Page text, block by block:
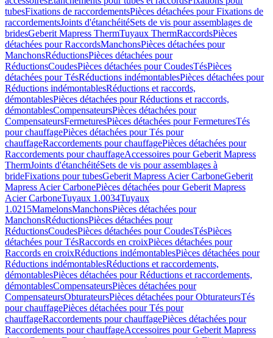
tubesFixations de raccordementsPièces détachées pour Fixations de
raccordementsJoints d'étanchéitéSets de vis pour assemblages de
bridesGeberit Mapress ThermTuyaux ThermRaccordsPièces
détachées pour RaccordsManchonsPièces détachées pour
ManchonsRéductionsPièces détachées pour
RéductionsCoudesPièces détachées pour CoudesTésPièces
détachées pour TésRéductions indémontablesPièces détachées pour
Réductions indémontablesRéductions et raccords,
démontablesPièces détachées pour Réductions et raccords,
démontablesCompensateursPièces détachées pour
CompensateursFermeturesPièces détachées pour FermeturesTés
pour chauffagePièces détachées pour Tés pour
chauffageRaccordements pour chauffagePièces détachées pour
Raccordements pour chauffageAccessoires pour Geberit Mapress
ThermJoints d'étanchéitéSets de vis pour assemblages à
brideFixations pour tubesGeberit Mapress Acier CarboneGeberit
Mapress Acier CarbonePièces détachées pour Geberit Mapress
Acier CarboneTuyaux 1.0034Tuyaux
1.0215MamelonsManchonsPièces détachées pour
ManchonsRéductionsPièces détachées pour
RéductionsCoudesPièces détachées pour CoudesTésPièces
détachées pour TésRaccords en croixPièces détachées pour
Raccords en croixRéductions indémontablesPièces détachées pour
Réductions indémontablesRéductions et raccordements,
démontablesPièces détachées pour Réductions et raccordements,
démontablesCompensateursPièces détachées pour
CompensateursObturateursPièces détachées pour ObturateursTés
pour chauffagePièces détachées pour Tés pour
chauffageRaccordements pour chauffagePièces détachées pour
Raccordements pour chauffageAccessoires pour Geberit Mapress